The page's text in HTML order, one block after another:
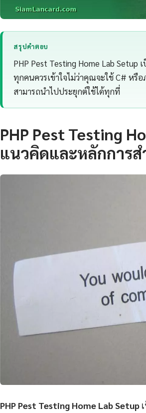
สรุปคำตอบ
PHP Pest Testing Home Lab
ทุกคนควรเข้าใจไม่ว่าคุณจะใช้ C# หรื
สามารถนำไปประยุกต์ใช้ได้ทุกที่
PHP Pest Testing
แนวคิดและหลักการ
PHP Pest Testing Home Lab Setup